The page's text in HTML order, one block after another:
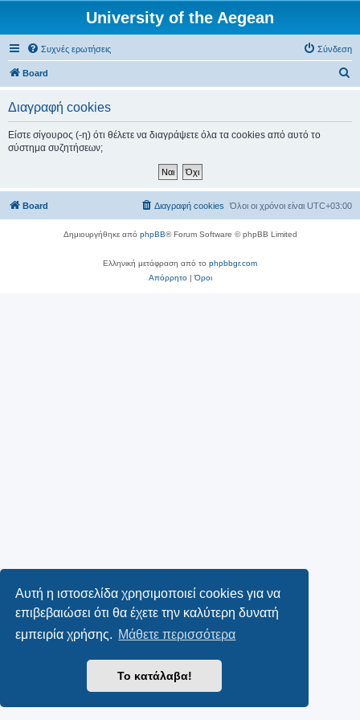
Αυτή η ιστοσελίδα χρησιμοποιεί cookies για να
επιβεβαιώσει ότι θα έχετε την καλύτερη δυνατή
εμπειρία χρήσης. Μάθετε περισσότερα
Το κατάλαβα!
University of the Aegean
Συχνές ερωτήσεις Σύνδεση
Board
σ
Διαγραφή cookies
Είστε σίγουρος (-η) ότι θέλετε να διαγράψετε όλα τα cookies από αυτό το
σύστημα συζητήσεων;
Board Όλοι οι χρόνοι είναι UTC+03:00
Διαγραφή cookies
Δημιουργήθηκε από phpBB® Forum Software © phpBB Limited
Ελληνική μετάφραση από το phpbbgr.com
Απόρρητο|Όροι